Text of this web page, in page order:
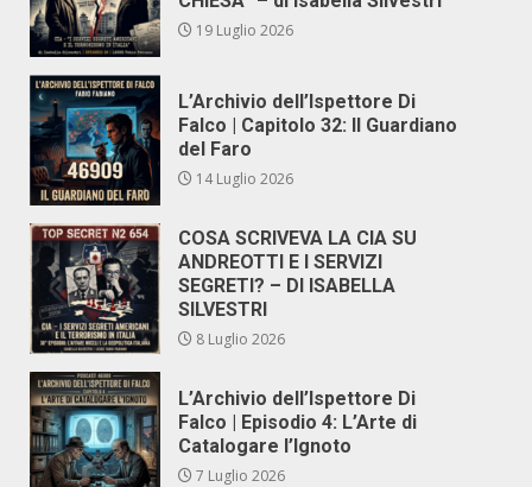
19 Luglio 2026
L’Archivio dell’Ispettore Di
Falco | Capitolo 32: Il Guardiano
del Faro
14 Luglio 2026
COSA SCRIVEVA LA CIA SU
ANDREOTTI E I SERVIZI
SEGRETI? – DI ISABELLA
SILVESTRI
8 Luglio 2026
L’Archivio dell’Ispettore Di
Falco | Episodio 4: L’Arte di
Catalogare l’Ignoto
7 Luglio 2026